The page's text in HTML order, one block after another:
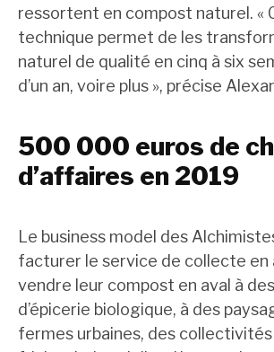
ressortent en compost naturel. «
technique permet de les
naturel de qualité en cinq à six
d’un an, voire plus », précise
500 000 euros de
d’affaires en 2019
Le business model des
facturer le service de collecte en
vendre leur compost en aval à
d’épicerie biologique, à des
fermes urbaines, des